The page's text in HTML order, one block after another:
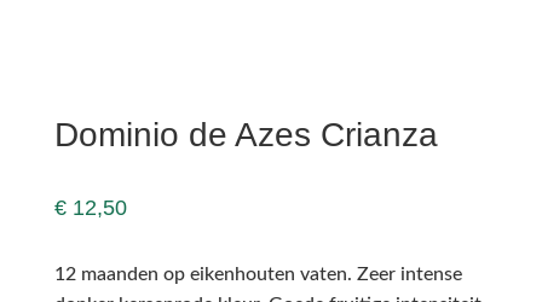
Dominio de Azes Crianza
€12,50
12 maanden op eikenhouten vaten. Zeer intense